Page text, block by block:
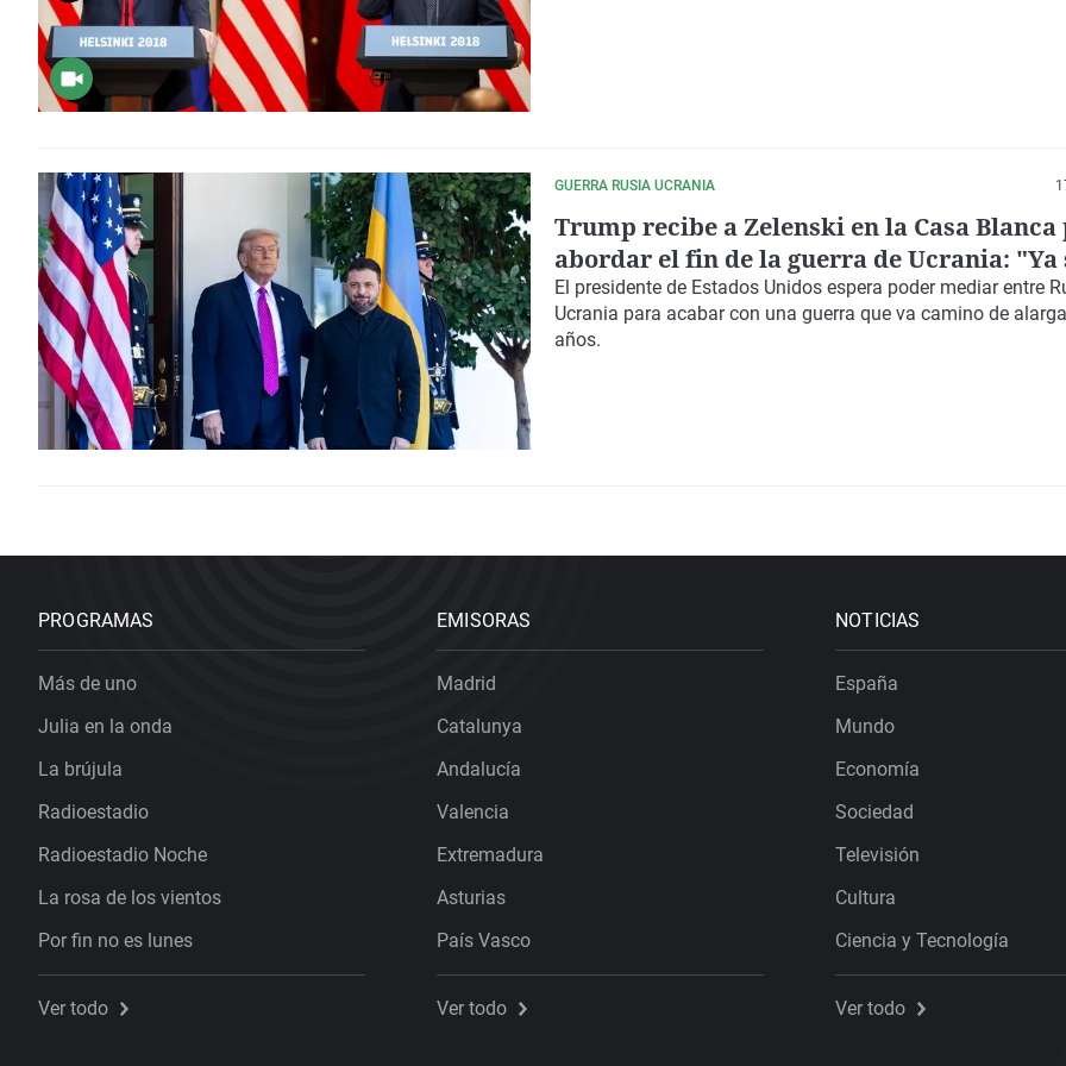
GUERRA RUSIA UCRANIA
Trump recibe a Zelenski en la Casa Blanca
abordar el fin de la guerra de Ucrania: "Ya
derramado suficiente sangre"
El presidente de Estados Unidos espera poder mediar entre
Ucrania para acabar con una guerra que va camino de
años.
PROGRAMAS
Más de uno
Julia en la onda
La brújula
Radioestadio
Radioestadio Noche
La rosa de los vientos
Por fin no es lunes
Ver todo
EMISORAS
Madrid
Catalunya
Andalucía
Valencia
Extremadura
Asturias
País Vasco
Ver todo
NOTICIAS
España
Mundo
Economía
Sociedad
Televisión
Cultura
Ciencia y Tecnología
Ver todo